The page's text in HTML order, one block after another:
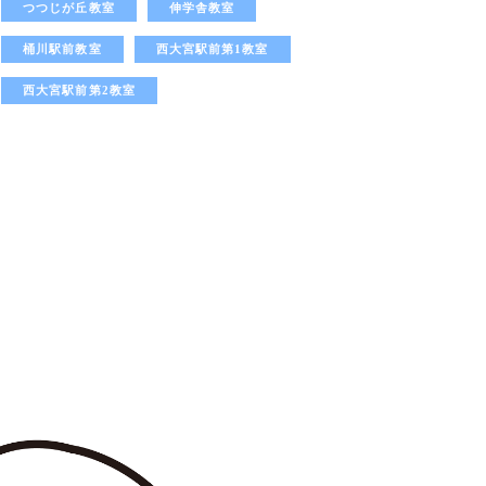
つつじが丘教室 伸学舎教室
桶川駅前教室 西大宮駅前第1教室
西大宮駅前第2教室